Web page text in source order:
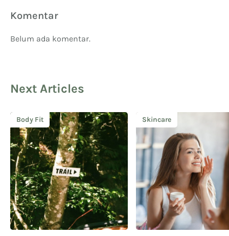
Komentar
Belum ada komentar.
Next Articles
Body Fit Skincare